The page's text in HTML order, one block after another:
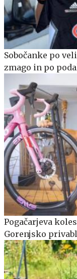
Sobočanke po
zmago in po
Pogačarjeva
Gorenjsko